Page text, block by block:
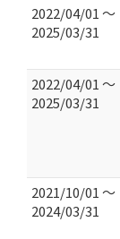
2022/04/01 ～
2025/03/31
2022/04/01 ～
2025/03/31
2021/10/01 ～
2024/03/31